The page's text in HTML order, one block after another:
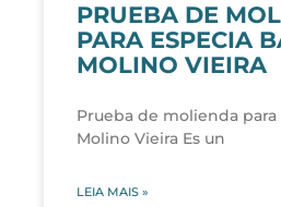
PRUEBA DE
PARA ESPECIA
MOLINO VIEIRA
Prueba de molienda para
Molino Vieira Es un
LEIA MAIS »